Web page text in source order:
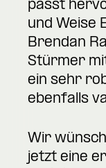
passt
und Weise
Brendan
Stürmer
ein sehr
ebenfalls
Wir
jetzt eine